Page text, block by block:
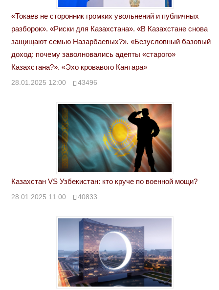
«Токаев не сторонник громких увольнений и публичных
разборок». «Риски для Казахстана». «В Казахстане снова
защищают семью Назарбаевых?». «Безусловный базовый
доход: почему заволновались адепты «старого»
Казахстана?». «Эхо кровавого Кантара»
28.01.2025 12:00 43496
Казахстан VS Узбекистан: кто круче по военной мощи?
28.01.2025 11:00 40833